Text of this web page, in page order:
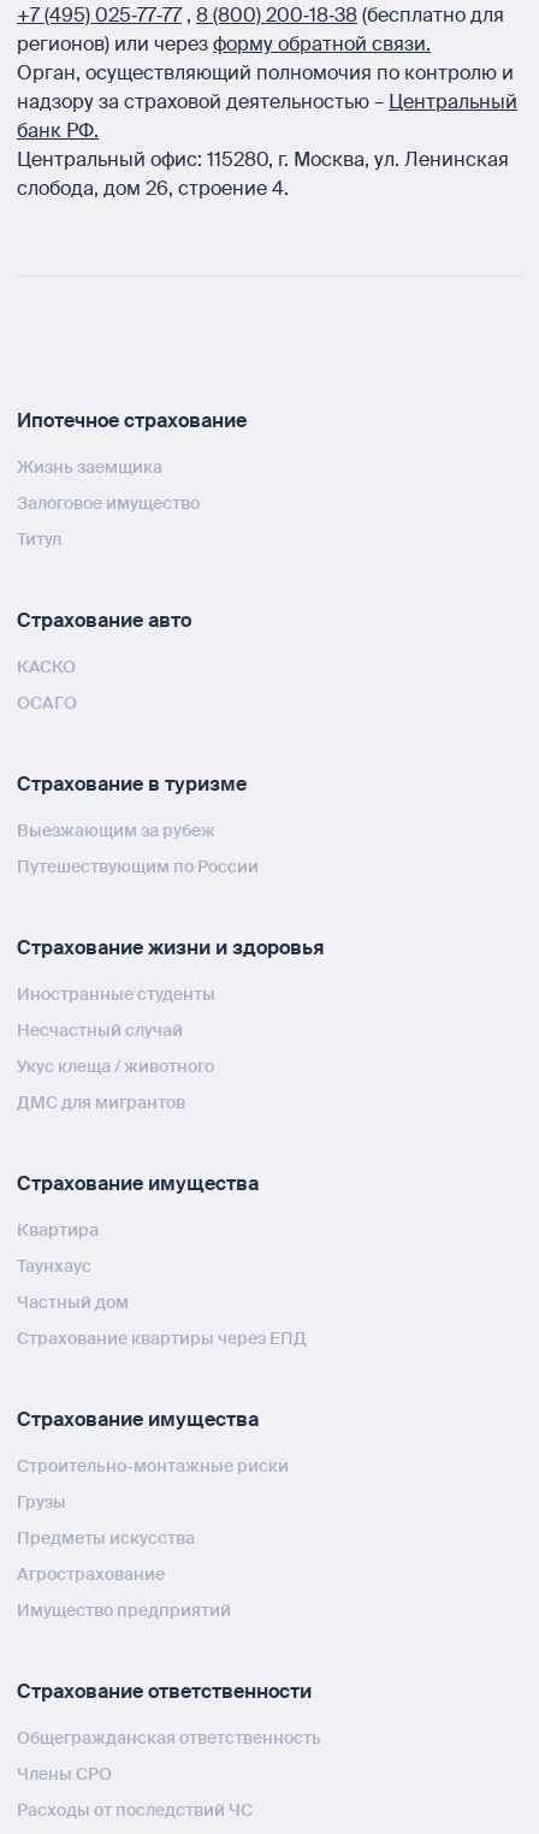
+7 (495) 025‑77‑77 , 8 (800) 200‑18‑38(бесплатно для
регионов) или черезформу обратной связи.
Орган, осуществляющий полномочия по контролю и
надзору за страховой деятельностью – Центральный
банк РФ.
Центральный офис: 115280, г. Москва, ул. Ленинская
слобода, дом 26, строение 4.
Ипотечное страхование
Жизнь заемщика
Залоговое имущество
Титул
Страхование авто
КАСКО
ОСАГО
Страхование в туризме
Выезжающим за рубеж
Путешествующим по России
Страхование жизни и здоровья
Иностранные студенты
Несчастный случай
Укус клеща / животного
ДМС для мигрантов
Страхование имущества
Квартира
Таунхаус
Частный дом
Страхование квартиры через ЕПД
Страхование имущества
Строительно-монтажные риски
Грузы
Предметы искусства
Агрострахование
Имущество предприятий
Страхование ответственности
Общегражданская ответственность
Члены СРО
Расходы от последствий ЧС